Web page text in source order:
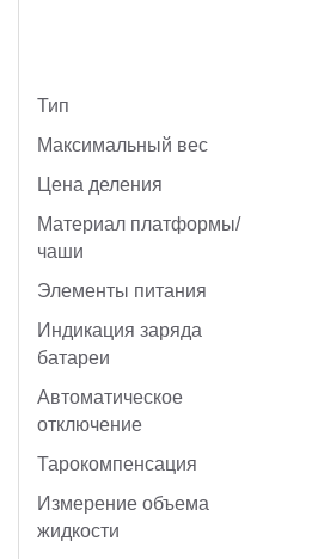
Тип
Максимальный вес
Цена деления
Материал платформы/
чаши
Элементы питания
Индикация заряда
батареи
Автоматическое
отключение
Тарокомпенсация
Измерение объема
жидкости